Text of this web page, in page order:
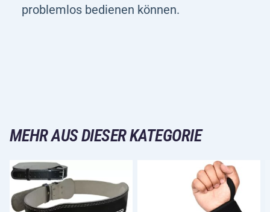
problemlos bedienen können.
MEHR AUS DIESER KATEGORIE